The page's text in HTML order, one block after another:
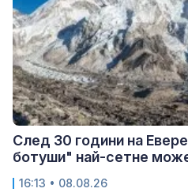
След 30 години на
ботуши" най-сетне
16:13 • 08.08.26